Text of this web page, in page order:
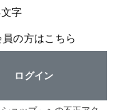
字
員の方はこちら
ログイン